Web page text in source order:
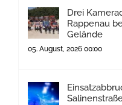
Drei
Rappenau
Gelände
05. August, 2026 00:00